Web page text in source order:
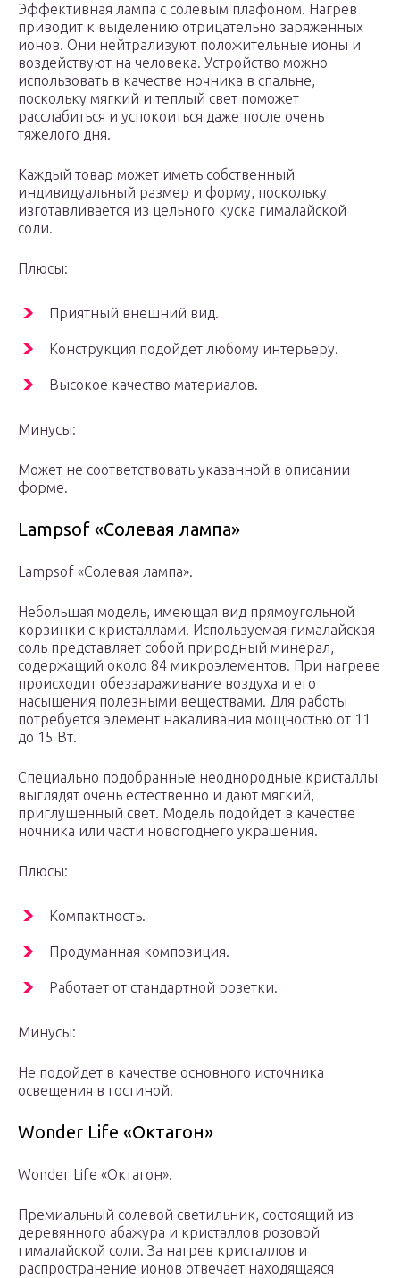
Эффективная лампа с солевым плафоном. Нагрев
приводит к выделению отрицательно заряженных
ионов. Они нейтрализуют положительные ионы и
воздействуют на человека. Устройство можно
использовать в качестве ночника в спальне,
поскольку мягкий и теплый свет поможет
расслабиться и успокоиться даже после очень
тяжелого дня.
Каждый товар может иметь собственный
индивидуальный размер и форму, поскольку
изготавливается из цельного куска гималайской
соли.
Плюсы:
Приятный внешний вид.
Конструкция подойдет любому интерьеру.
Высокое качество материалов.
Минусы:
Может не соответствовать указанной в описании
форме.
Lampsof «Солевая лампа»
Lampsof «Солевая лампа».
Небольшая модель, имеющая вид прямоугольной
корзинки с кристаллами. Используемая гималайская
соль представляет собой природный минерал,
содержащий около 84 микроэлементов. При нагреве
происходит обеззараживание воздуха и его
насыщения полезными веществами. Для работы
потребуется элемент накаливания мощностью от 11
до 15 Вт.
Специально подобранные неоднородные кристаллы
выглядят очень естественно и дают мягкий,
приглушенный свет. Модель подойдет в качестве
ночника или части новогоднего украшения.
Плюсы:
Компактность.
Продуманная композиция.
Работает от стандартной розетки.
Минусы:
Не подойдет в качестве основного источника
освещения в гостиной.
Wonder Life «Октагон»
Wonder Life «Октагон».
Премиальный солевой светильник, состоящий из
деревянного абажура и кристаллов розовой
гималайской соли. За нагрев кристаллов и
распространение ионов отвечает находящаяся